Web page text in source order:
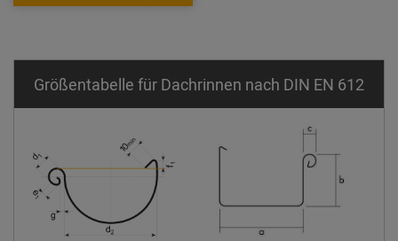
Größentabelle für Dachrinnen nach DIN EN 612